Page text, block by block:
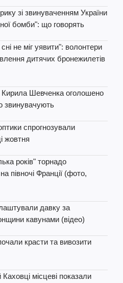
зі звинуваченням України
бомби": що говорять
не міг уявити": волонтери
дитячих бронежилетів
Шевченка оголошено
звинувачують
спрогнозували
жовтня
років" торнадо
півночі Франції (фото,
давку за
кавунами (відео)
красти та вивозити
місцеві показали